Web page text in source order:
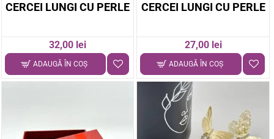
CERCEI LUNGI CU PERLE
32,00 lei
ADAUGĂ ÎN COŞ
CERCEI LUNGI CU PERLE
27,00 lei
ADAUGĂ ÎN COŞ